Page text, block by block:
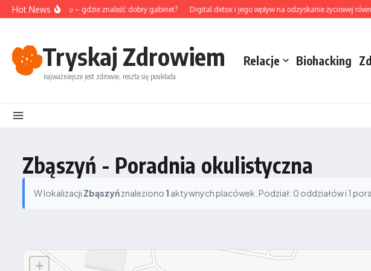
Przejdź do treści
Hot Newsna Śląsku – gdzie znaleźć dobry gabinet? Digital detox i jego wpływ na odzyskanie życiowej
Tryskaj Zdrowiem
najważniejsze jest zdrowie, reszta się poukłada
Relacje Biohacking
Zbąszyń - Poradnia okulistyczna
W lokalizacji Zbąszyńznaleziono 1 aktywnych placówek. Podział: 0 oddziałów i 1
+